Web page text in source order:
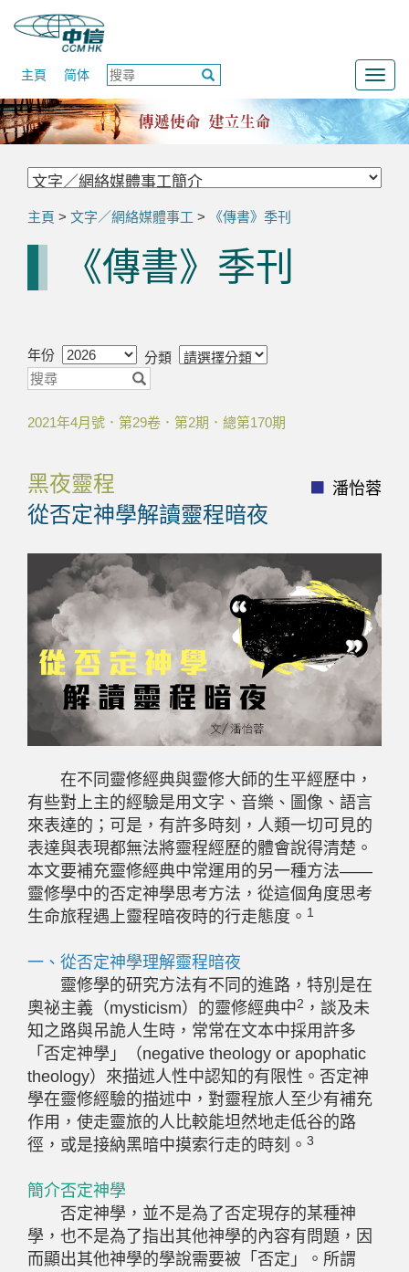
主頁 简体
主頁 > 文字／網絡媒體事工 > 《傳書》季刊
《傳書》季刊
年份 分類
2021年4月號．第29卷．第2期．總第170期
黑夜靈程
從否定神學解讀靈程暗夜
潘怡蓉
在不同靈修經典與靈修大師的生平經歷中，
有些對上主的經驗是用文字、音樂、圖像、語言
來表達的；可是，有許多時刻，人類一切可見的
表達與表現都無法將靈程經歷的體會說得清楚。
本文要補充靈修經典中常運用的另一種方法——
靈修學中的否定神學思考方法，從這個角度思考
生命旅程遇上靈程暗夜時的行走態度。 1
一、從否定神學理解靈程暗夜
靈修學的研究方法有不同的進路，特別是在
奧祕主義（mysticism）的靈修經典中2 ，談及未
知之路與吊詭人生時，常常在文本中採用許多
「否定神學」（negative theology or apophatic
theology）來描述人性中認知的有限性。否定神
學在靈修經驗的描述中，對靈程旅人至少有補充
作用，使走靈旅的人比較能坦然地走低谷的路
徑，或是接納黑暗中摸索行走的時刻。 3
簡介否定神學
否定神學，並不是為了否定現存的某種神
學，也不是為了指出其他神學的內容有問題，因
而顯出其他神學的學說需要被「否定」。所謂